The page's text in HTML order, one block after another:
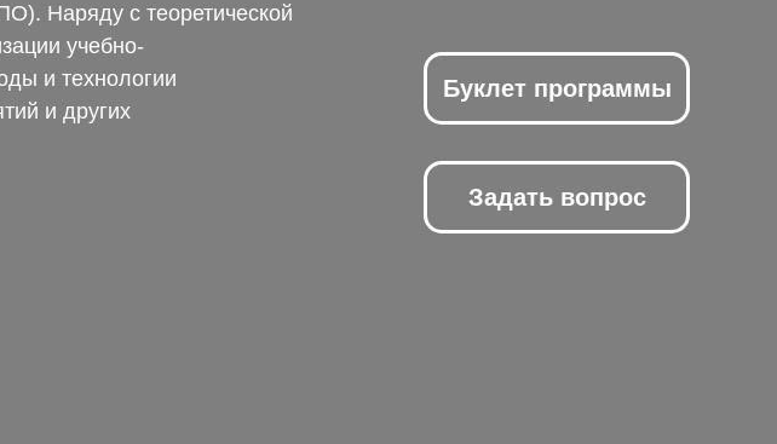
Наряду с теоретической
учебно-
и технологии
и других
Задать вопрос
Буклет программы